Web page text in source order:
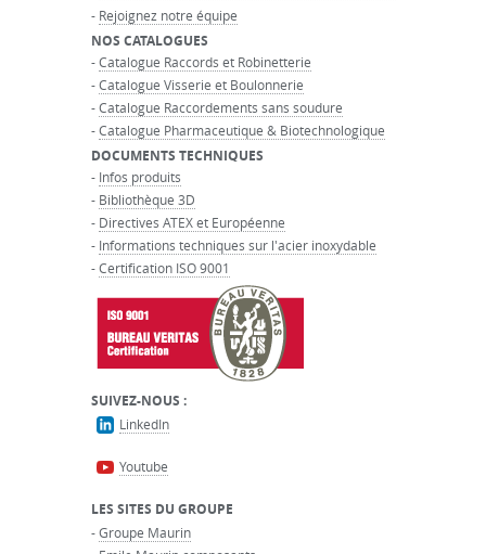
- Rejoignez notre équipe
NOS CATALOGUES
-Catalogue Raccords et Robinetterie
-Catalogue Visserie et Boulonnerie
-Catalogue Raccordements sans soudure
-Catalogue Pharmaceutique & Biotechnologique
DOCUMENTS TECHNIQUES
- Infos produits
- Bibliothèque 3D
- Directives ATEX et Européenne
- Informations techniques sur l'acier inoxydable
-Certification ISO 9001
SUIVEZ-NOUS :
LinkedIn
Youtube
LES SITES DU GROUPE
-Groupe Maurin